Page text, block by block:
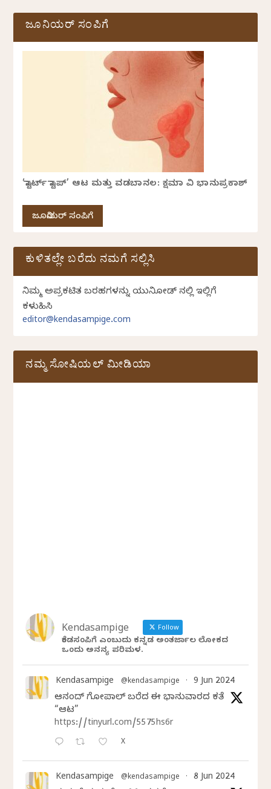
ಜೂನಿಯರ್ ಸಂಪಿಗೆ
‘ಸ್ಟಾರ್ಟ್ ಸ್ಟಾಪ್’ ಆಟ ಮತ್ತು ವಡಬಾನಲ: ಕ್ಷಮಾ ವಿ ಭಾನುಪ್ರಕಾಶ್
ಜೂನಿಯರ್ ಸಂಪಿಗೆ
ಕುಳಿತಲ್ಲೇ ಬರೆದು ನಮಗೆ ಸಲ್ಲಿಸಿ
ನಿಮ್ಮ ಅಪ್ರಕಟಿತ ಬರಹಗಳನ್ನು ಯುನಿಕೋಡ್ ನಲ್ಲಿ ಇಲ್ಲಿಗೆ
ಕಳುಹಿಸಿ
editor@kendasampige.com
ನಮ್ಮ ಸೋಷಿಯಲ್‌ ಮೀಡಿಯಾ
Kendasampige Follow
ಕೆಂಡಸಂಪಿಗೆ ಎಂಬುದು ಕನ್ನಡ ಅಂತರ್ಜಾಲ ಲೋಕದ
ಒಂದು ಅನನ್ಯ ಪರಿಮಳ.
Kendasampige @kendasampige · 9 Jun 2024
ಆನಂದ್‌ ಗೋಪಾಲ್‌ ಬರೆದ ಈ ಭಾನುವಾರದ ಕತೆ
“ಆಟ”
https://tinyurl.com/5575hs6r
X
Kendasampige @kendasampige · 8 Jun 2024